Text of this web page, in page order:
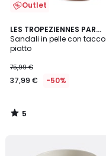
Outlet
LES TROPEZIENNES PAR
M.BELARBI
Sandali in pelle con tacco
piatto
75,99 €
37,99 € -50%
5
/
5
5
/